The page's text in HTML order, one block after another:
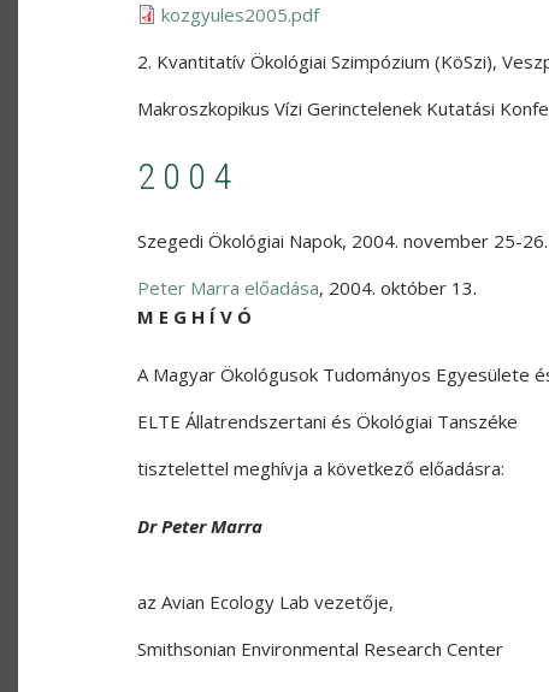
kozgyules2005.pdf
2. Kvantitatív Ökológiai Szimpózium (KöSzi),
Makroszkopikus Vízi Gerinctelenek Kutatási
2004
Szegedi Ökológiai Napok, 2004. november 25-26.
Peter Marra előadása, 2004. október 13.
M E G H Í V Ó
A Magyar Ökológusok Tudományos Egyesülete
ELTE Állatrendszertani és Ökológiai Tanszéke
tisztelettel meghívja a következő előadásra:
Dr Peter Marra
az Avian Ecology Lab vezetője,
Smithsonian Environmental Research Center